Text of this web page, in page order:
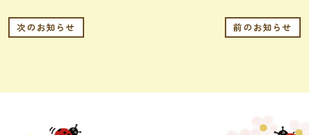
前のお知らせ
次のお知らせ